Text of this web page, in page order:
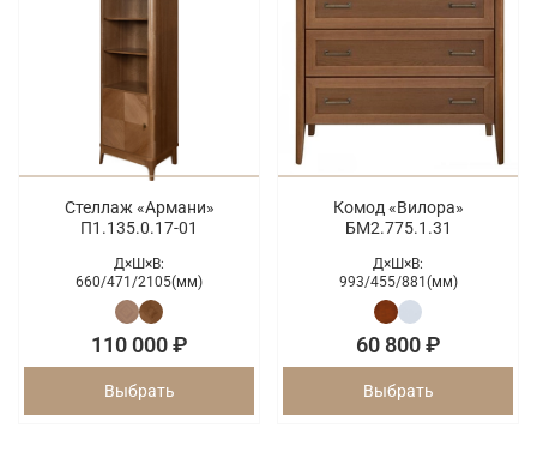
Стеллаж «Армани»
П1.135.0.17-01
Д×Ш×В:
660/471/2105(мм)
110 000 ₽
Выбрать
Комод «Вилора»
БМ2.775.1.31
Д×Ш×В:
993/455/881(мм)
60 800 ₽
Выбрать